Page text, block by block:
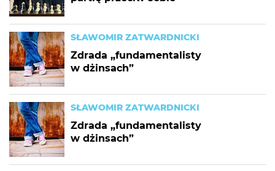
SŁAWOMIR ZATWARDNICKI
Zdrada „fundamentalisty
w dżinsach”
SŁAWOMIR ZATWARDNICKI
Zdrada „fundamentalisty
w dżinsach”